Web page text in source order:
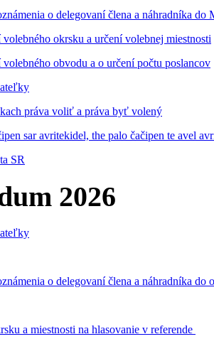
o delegovaní člena a náhradníka
okrsku a určení volebnej miestnosti
obvodu a o určení počtu poslancov
práva voliť a práva byť volený
sar avritekidel, the palo čačipen te avel
SR
2026
o delegovaní člena a náhradníka
a miestnosti na hlasovanie v referende